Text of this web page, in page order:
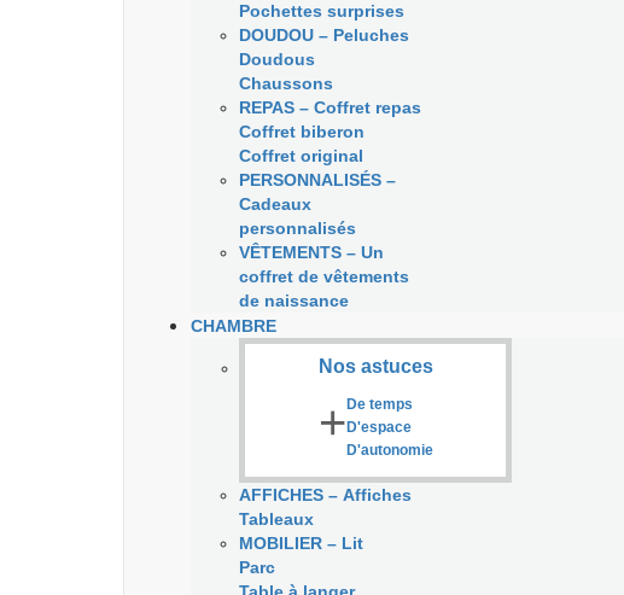
Pochettes surprises
DOUDOU – Peluches
Doudous
Chaussons
REPAS – Coffret repas
Coffret biberon
Coffret original
PERSONNALISÉS –
Cadeaux
personnalisés
VÊTEMENTS – Un
coffret de vêtements
de naissance
CHAMBRE
Nos astuces
+ De temps
D'espace
D'autonomie
AFFICHES – Affiches
Tableaux
MOBILIER – Lit
Parc